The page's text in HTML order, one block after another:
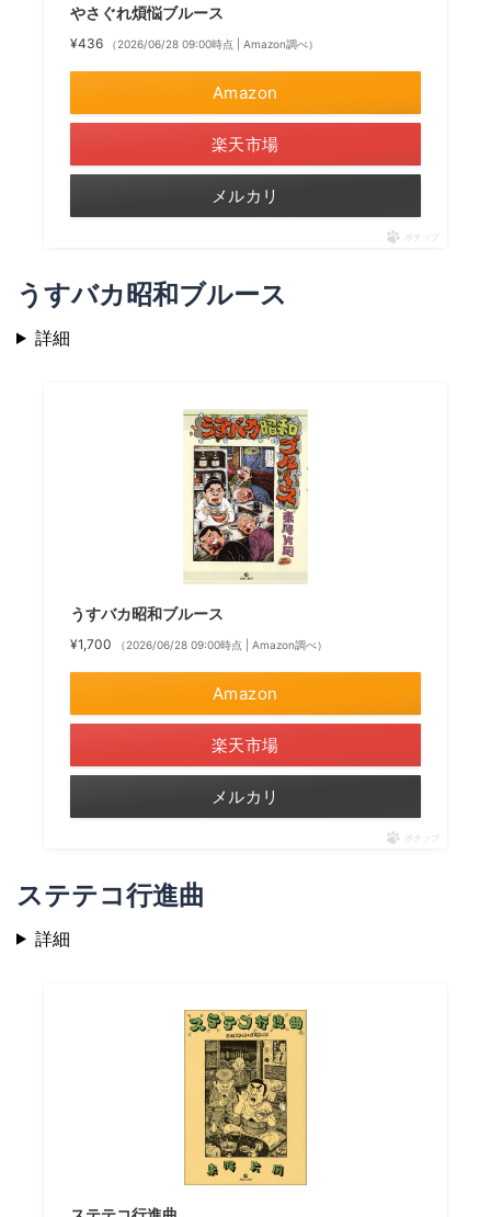
やさぐれ煩悩ブルース
¥436 （2026/06/28 09:00時点 | Amazon調べ）
Amazon
楽天市場
メルカリ
ポチップ
うすバカ昭和ブルース
詳細
うすバカ昭和ブルース
¥1,700 （2026/06/28 09:00時点 | Amazon調べ）
Amazon
楽天市場
メルカリ
ポチップ
ステテコ行進曲
詳細